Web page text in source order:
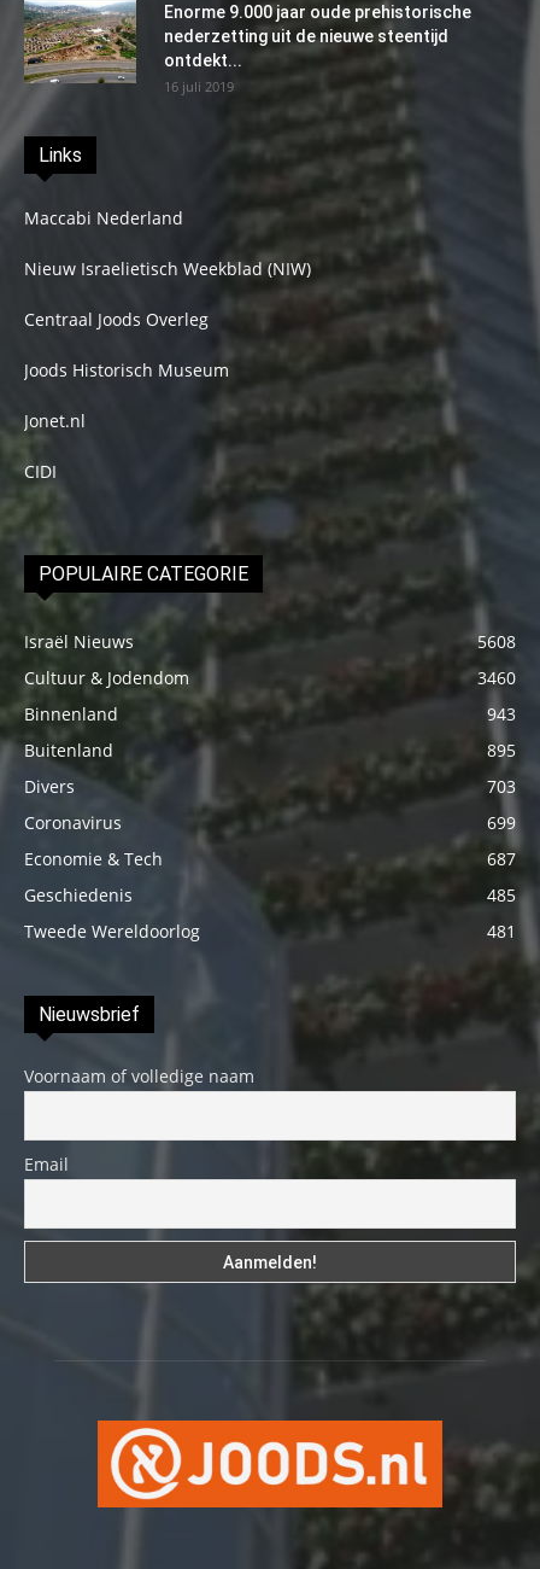
Enorme 9.000 jaar oude prehistorische
nederzetting uit de nieuwe steentijd
ontdekt...
16 juli 2019
Links
Maccabi Nederland
Nieuw Israelietisch Weekblad (NIW)
Centraal Joods Overleg
Joods Historisch Museum
Jonet.nl
CIDI
POPULAIRE CATEGORIE
Israël Nieuws
5608
Cultuur & Jodendom
3460
Binnenland
943
Buitenland
895
Divers
703
Coronavirus
699
Economie & Tech
687
Geschiedenis
485
Tweede Wereldoorlog
481
Nieuwsbrief
Voornaam of volledige naam
Email